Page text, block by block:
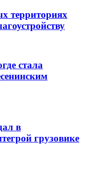
территориях
стала
в
грузовике